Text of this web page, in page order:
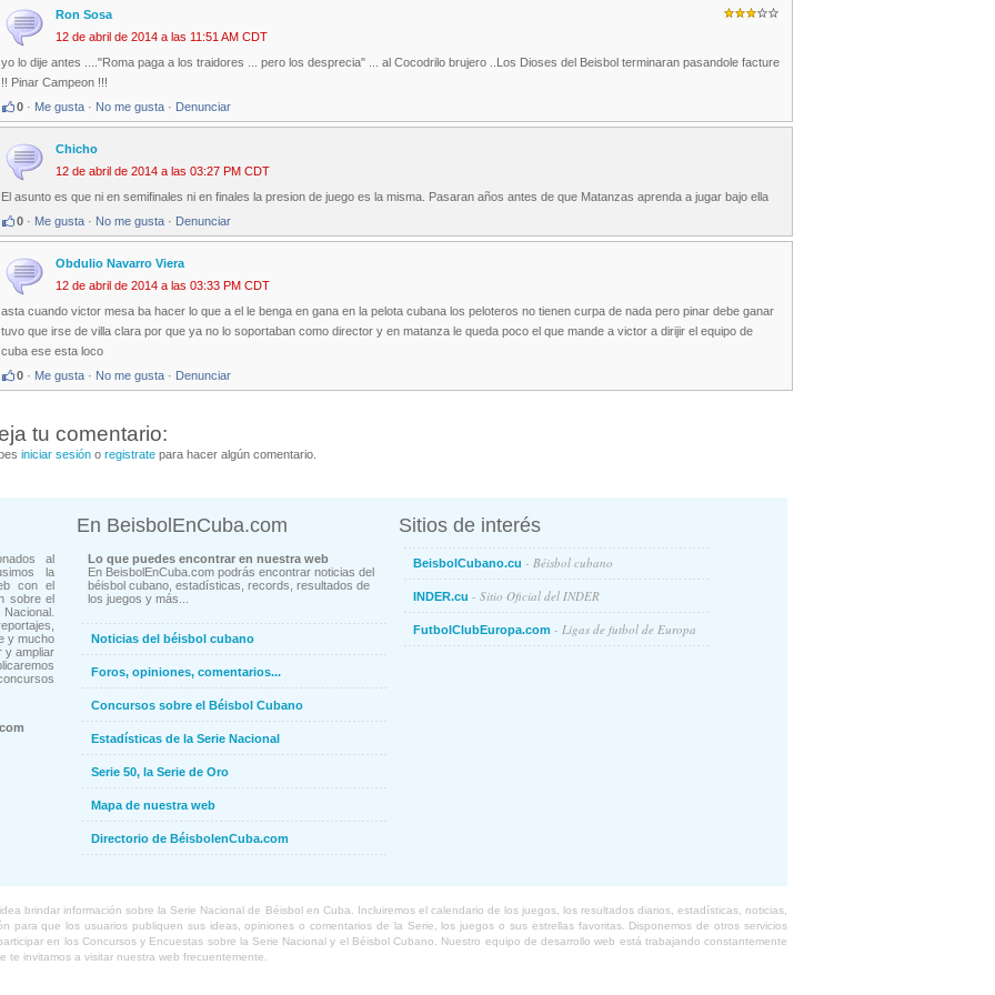
Ron Sosa
12 de abril de 2014 a las 11:51 AM CDT
yo lo dije antes ...."Roma paga a los traidores ... pero los desprecia" ... al Cocodrilo brujero ..Los Dioses del Beisbol terminaran pasandole facture
!! Pinar Campeon !!!
0 · Me gusta · No me gusta · Denunciar
Chicho
12 de abril de 2014 a las 03:27 PM CDT
El asunto es que ni en semifinales ni en finales la presion de juego es la misma. Pasaran años antes de que Matanzas aprenda a jugar bajo ella
0 · Me gusta · No me gusta · Denunciar
Obdulio Navarro Viera
12 de abril de 2014 a las 03:33 PM CDT
asta cuando victor mesa ba hacer lo que a el le benga en gana en la pelota cubana los peloteros no tienen curpa de nada pero pinar debe ganar
tuvo que irse de villa clara por que ya no lo soportaban como director y en matanza le queda poco el que mande a victor a dirijir el equipo de
cuba ese esta loco
0 · Me gusta · No me gusta · Denunciar
tu comentario:
iniciar sesión o registrate para hacer algún comentario.
al
la
con el
sobre el
y mucho
y ampliar
En BeisbolEnCuba.com
Lo que puedes encontrar en nuestra web
En BeisbolEnCuba.com podrás encontrar noticias del
béisbol cubano, estadísticas, records, resultados de
los juegos y más...
Noticias del béisbol cubano
Foros, opiniones, comentarios...
Concursos sobre el Béisbol Cubano
Estadísticas de la Serie Nacional
Serie 50, la Serie de Oro
Mapa de nuestra web
Directorio de BéisbolenCuba.com
Sitios de interés
BeisbolCubano.cu - Béisbol cubano
INDER.cu - Sitio Oficial del INDER
FutbolClubEuropa.com - Ligas de futbol de Europa
brindar información sobre la Serie Nacional de Béisbol en Cuba. Incluiremos el calendario de los juegos, los resultados diarios, estadísticas, noticias,
para que los usuarios publiquen sus ideas, opiniones o comentarios de la Serie, los juegos o sus estrellas favoritas. Disponemos de otros servicios
en los Concursos y Encuestas sobre la Serie Nacional y el Béisbol Cubano. Nuestro equipo de desarrollo web está trabajando constantemente
te invitamos a visitar nuestra web frecuentemente.